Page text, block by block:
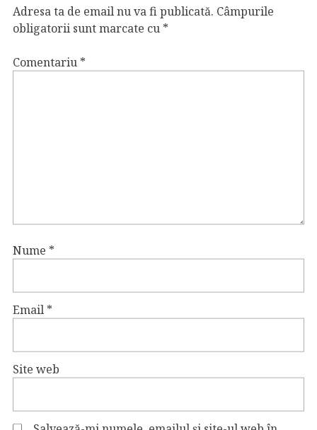
Adresa ta de email nu va fi publicată. Câmpurile
obligatorii sunt marcate cu *
Comentariu *
Nume *
Email *
Site web